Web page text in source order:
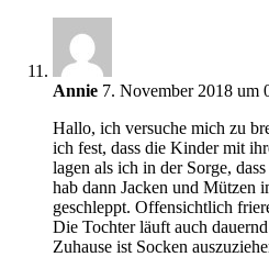
Annie 7. November 2018 um
Hallo, ich versuche mich zu
ich fest, dass die Kinder mit
lagen als ich in der Sorge,
hab dann Jacken und Mützen
geschleppt. Offensichtlich
Die Tochter läuft auch
Zuhause ist Socken